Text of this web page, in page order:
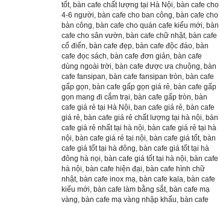
tốt, bàn cafe chất lượng tại Hà Nội, bàn cafe cho
4-6 người, bàn cafe cho ban công, bàn cafe cho
bàn công, bàn cafe cho quán cafe kiểu mới, bàn
cafe cho sân vườn, bàn cafe chữ nhật, bàn cafe
cổ điển, bàn cafe đẹp, bàn cafe độc đáo, bàn
cafe đọc sách, bàn cafe đơn giản, bàn cafe
dùng ngoài trời, bàn cafe được ưa chuộng, bàn
cafe fansipan, bàn cafe fansipan tròn, bàn cafe
gấp gọn, bàn cafe gấp gọn giá rẻ, bàn cafe gấp
gọn mang đi cắm trại, bàn cafe gấp tròn, bàn
cafe giá rẻ tại Hà Nội, ban cafe giá rẻ, bàn cafe
giá rẻ, bàn cafe giá rẻ chất lượng tại hà nội, bàn
cafe giá rẻ nhất tại hà nội, bàn cafe giá rẻ tại hà
nội, bàn cafe giá rẻ tại nội, bàn cafe giá tốt, bàn
cafe giá tốt tại hà đông, bàn cafe giá tốt tại hà
đông hà nọi, bàn cafe giá tốt tại hà nội, bàn cafe
hà nội, bàn cafe hiện đại, bàn cafe hình chữ
nhật, bàn cafe inox mạ, bàn cafe kala, bàn cafe
kiểu mới, bàn cafe làm bằng sắt, bàn cafe mạ
vàng, bàn cafe mạ vàng nhập khẩu, bàn cafe